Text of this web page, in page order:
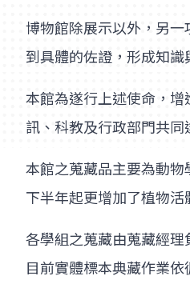
博物館除展示以外，另
到具體的佐證，形成知
本館為遂行上述使命，
訊、科教及行政部門共同
本館之蒐藏品主要為動
下半年起更增加了植物
各學組之蒐藏由蒐藏經
目前實體標本典藏作業